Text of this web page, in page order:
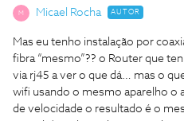
M Micael Rocha AUTOR
Mas eu tenho instalação por
fibra “mesmo”?? o Router que
via rj45 a ver o que dá… mas o
wifi usando o mesmo aparelho o
de velocidade o resultado é o